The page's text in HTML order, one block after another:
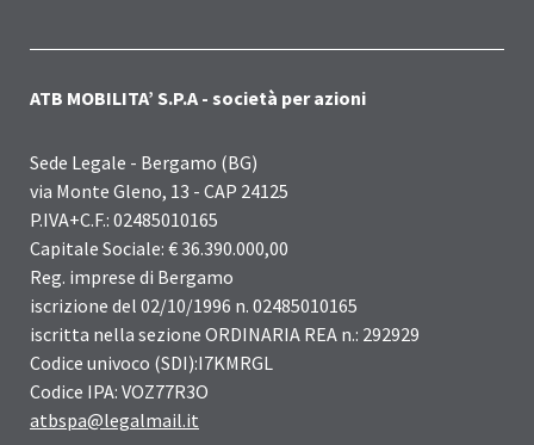
ATB MOBILITA’ S.P.A - società per azioni
Sede Legale - Bergamo (BG)
via Monte Gleno, 13 - CAP 24125
P.IVA+C.F.: 02485010165
Capitale Sociale: € 36.390.000,00
Reg. imprese di Bergamo
iscrizione del 02/10/1996 n. 02485010165
iscritta nella sezione ORDINARIA REA n.: 292929
Codice univoco (SDI):I7KMRGL
Codice IPA: VOZ77R3O
atbspa@legalmail.it